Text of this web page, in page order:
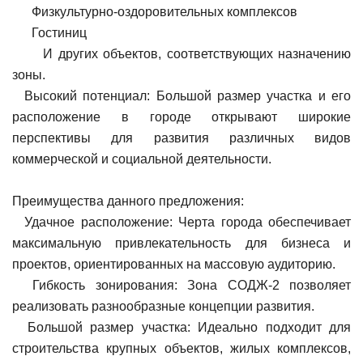
Физкультурно-оздоровительных комплексов
Гостиниц
И других объектов, соответствующих назначению
зоны.
Высокий потенциал: Большой размер участка и его
расположение в городе открывают широкие
перспективы для развития различных видов
коммерческой и социальной деятельности.
Преимущества данного предложения:
Удачное расположение: Черта города обеспечивает
максимальную привлекательность для бизнеса и
проектов, ориентированных на массовую аудиторию.
Гибкость зонирования: Зона СОДЖ-2 позволяет
реализовать разнообразные концепции развития.
Большой размер участка: Идеально подходит для
строительства крупных объектов, жилых комплексов,